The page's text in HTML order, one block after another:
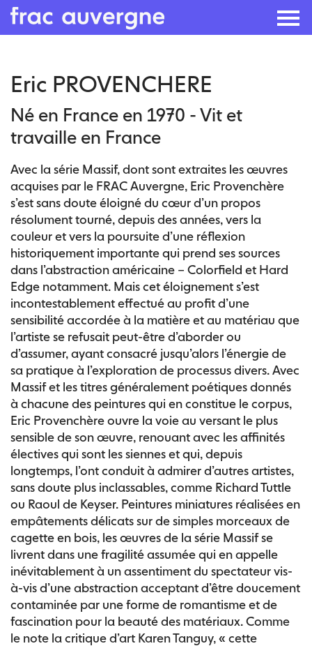
content
Eric PROVENCHERE
Né en France en 1970 - Vit et
travaille en France
Avec la série Massif, dont sont extraites les œuvres
acquises par le FRAC Auvergne, Eric Provenchère
s’est sans doute éloigné du cœur d’un propos
résolument tourné, depuis des années, vers la
couleur et vers la poursuite d’une réflexion
historiquement importante qui prend ses sources
dans l’abstraction américaine – Colorfield et Hard
Edge notamment. Mais cet éloignement s’est
incontestablement effectué au profit d’une
sensibilité accordée à la matière et au matériau que
l’artiste se refusait peut-être d’aborder ou
d’assumer, ayant consacré jusqu’alors l’énergie de
sa pratique à l’exploration de processus divers. Avec
Massif et les titres généralement poétiques donnés
à chacune des peintures qui en constitue le corpus,
Eric Provenchère ouvre la voie au versant le plus
sensible de son œuvre, renouant avec les affinités
électives qui sont les siennes et qui, depuis
longtemps, l’ont conduit à admirer d’autres artistes,
sans doute plus inclassables, comme Richard Tuttle
ou Raoul de Keyser. Peintures miniatures réalisées en
empâtements délicats sur de simples morceaux de
cagette en bois, les œuvres de la série Massif se
livrent dans une fragilité assumée qui en appelle
inévitablement à un assentiment du spectateur vis-
à-vis d’une abstraction acceptant d’être doucement
contaminée par une forme de romantisme et de
fascination pour la beauté des matériaux. Comme
le note la critique d’art Karen Tanguy, « cette